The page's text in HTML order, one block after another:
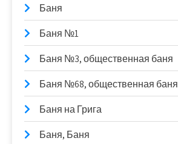
Баня
Баня №1
Баня №3, общественная баня
Баня №68, общественная баня
Баня на Грига
Баня, Баня